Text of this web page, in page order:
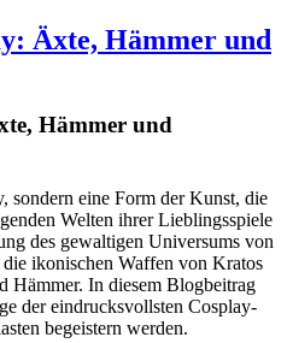
Äxte, Hämmer und
Hämmer und
sondern eine Form der Kunst, die
Welten ihrer Lieblingsspiele
des gewaltigen Universums von
ikonischen Waffen von Kratos
Hämmer. In diesem Blogbeitrag
der eindrucksvollsten Cosplay-
begeistern werden.